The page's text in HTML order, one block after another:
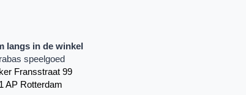
langs in de winkel
speelgoed
Fransstraat 99
AP Rotterdam